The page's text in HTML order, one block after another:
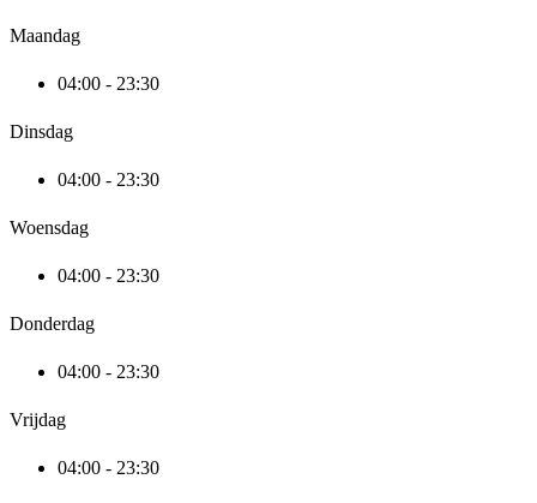
Maandag
04:00 - 23:30
Dinsdag
04:00 - 23:30
Woensdag
04:00 - 23:30
Donderdag
04:00 - 23:30
Vrijdag
04:00 - 23:30